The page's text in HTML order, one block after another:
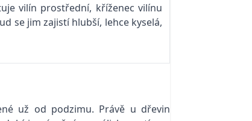
vilín prostřední, kříženec vilínu
se jim zajistí hlubší, lehce kyselá,
už od podzimu. Právě u dřevin